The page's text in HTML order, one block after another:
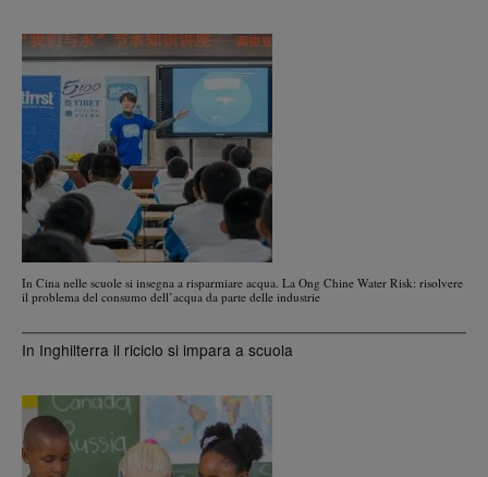
In Cina nelle scuole si insegna a risparmiare acqua. La Ong Chine Water Risk: risolvere
il problema del consumo dell’acqua da parte delle industrie
In Inghilterra il riciclo si impara a scuola